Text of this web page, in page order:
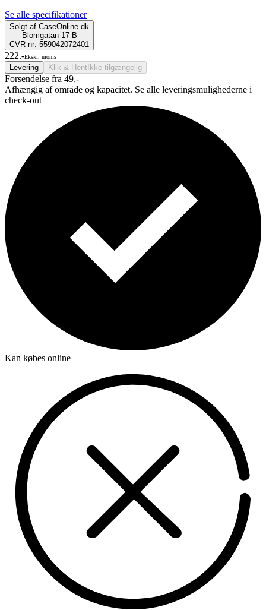
Se alle specifikationer
Solgt af CaseOnline.dk
Blomgatan 17 B
CVR-nr: 559042072401
222.-Ekskl. moms
Levering Klik & Hent Ikke tilgængelig
Forsendelse fra 49,-
Afhængig af område og kapacitet. Se alle leveringsmulighederne i
check-out
Kan købes online